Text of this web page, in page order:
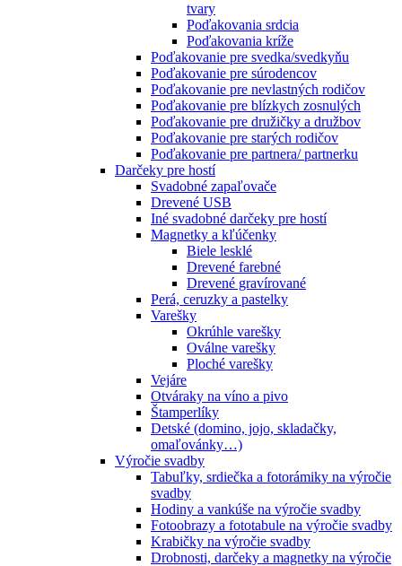
tvary
Poďakovania srdcia
Poďakovania kríže
Poďakovanie pre svedka/svedkyňu
Poďakovanie pre súrodencov
Poďakovanie pre nevlastných rodičov
Poďakovanie pre blízkych zosnulých
Poďakovanie pre družičky a družbov
Poďakovanie pre starých rodičov
Poďakovanie pre partnera/ partnerku
Darčeky pre hostí
Svadobné zapaľovače
Drevené USB
Iné svadobné darčeky pre hostí
Magnetky a kľúčenky
Biele lesklé
Drevené farebné
Drevené gravírované
Perá, ceruzky a pastelky
Varešky
Okrúhle varešky
Oválne varešky
Ploché varešky
Vejáre
Otváraky na víno a pivo
Štamperlíky
Detské (domino, jojo, skladačky,
omaľovánky…)
Výročie svadby
Tabuľky, srdiečka a fotorámiky na výročie
svadby
Hodiny a vankúše na výročie svadby
Fotoobrazy a fototabule na výročie svadby
Krabičky na výročie svadby
Drobnosti, darčeky a magnetky na výročie